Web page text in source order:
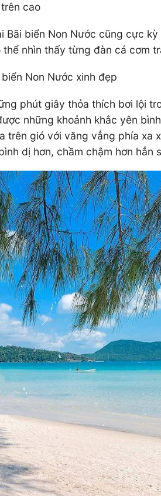
cao
Bãi biển Non Nước cũng cực
nhìn thấy từng đàn cá cơm
Non Nước xinh đẹp
phút giây thỏa thích bơi lội
những khoảnh khắc yên
trên gió với văng vẳng phía
dị hơn, chầm chậm hơn hẳn